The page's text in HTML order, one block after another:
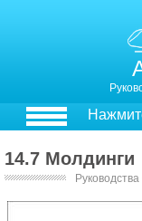
14.7 Молдинги
Руководства